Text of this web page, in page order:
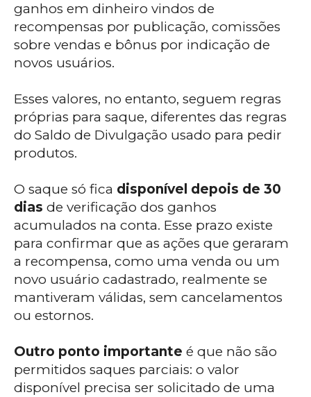
ganhos em dinheiro vindos de
recompensas por publicação, comissões
sobre vendas e bônus por indicação de
novos usuários.
Esses valores, no entanto, seguem regras
próprias para saque, diferentes das regras
do Saldo de Divulgação usado para pedir
produtos.
O saque só fica disponível depois de 30
dias de verificação dos ganhos
acumulados na conta. Esse prazo existe
para confirmar que as ações que geraram
a recompensa, como uma venda ou um
novo usuário cadastrado, realmente se
mantiveram válidas, sem cancelamentos
ou estornos.
Outro ponto importante é que não são
permitidos saques parciais: o valor
disponível precisa ser solicitado de uma